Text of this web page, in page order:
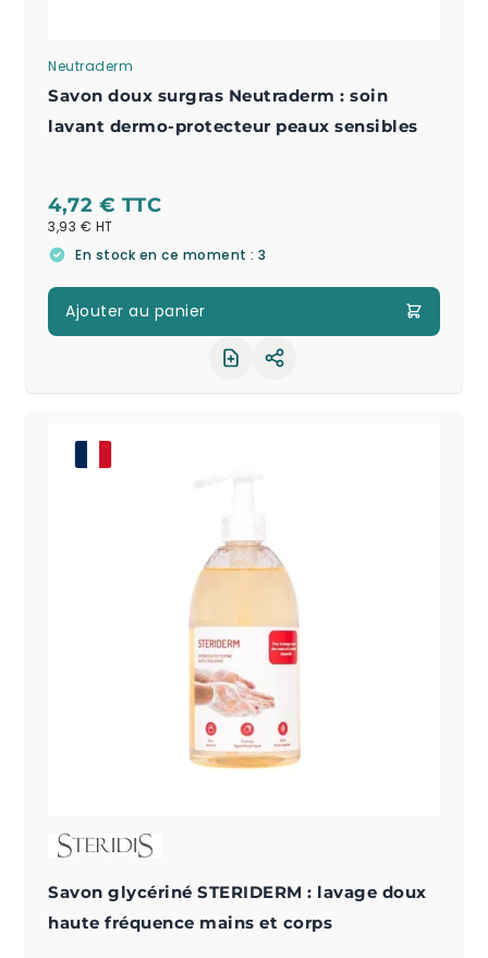
Neutraderm
Savon doux surgras Neutraderm : soin
lavant dermo-protecteur peaux sensibles
4,72 €
3,93 €
En stock en ce moment : 3
Ajouter au panier
Partager le produit
Savon glycériné STERIDERM : lavage doux
haute fréquence mains et corps